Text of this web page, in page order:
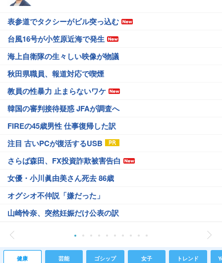
表参道でタクシーがビル突っ込む
台風16号が小笠原近海で発生
海上自衛隊の生々しい映像が物議
秋田県職員、報道対応で喫煙
教員の性暴力 止まらないワケ
韓国の審判接待疑惑 JFAが調査へ
FIREの45歳男性 仕事復帰した訳
注目 古いPCが復活するUSB
さらば森田、FX投資詐欺被害告白
女優・小川眞由美さん死去 86歳
オグシオ不仲説「嫌だった」
山崎怜奈、突然妊娠だけ公表の訳
健康 芸能 ゴシップ 女子 トレンド